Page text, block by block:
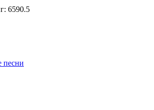
6590.5
песни